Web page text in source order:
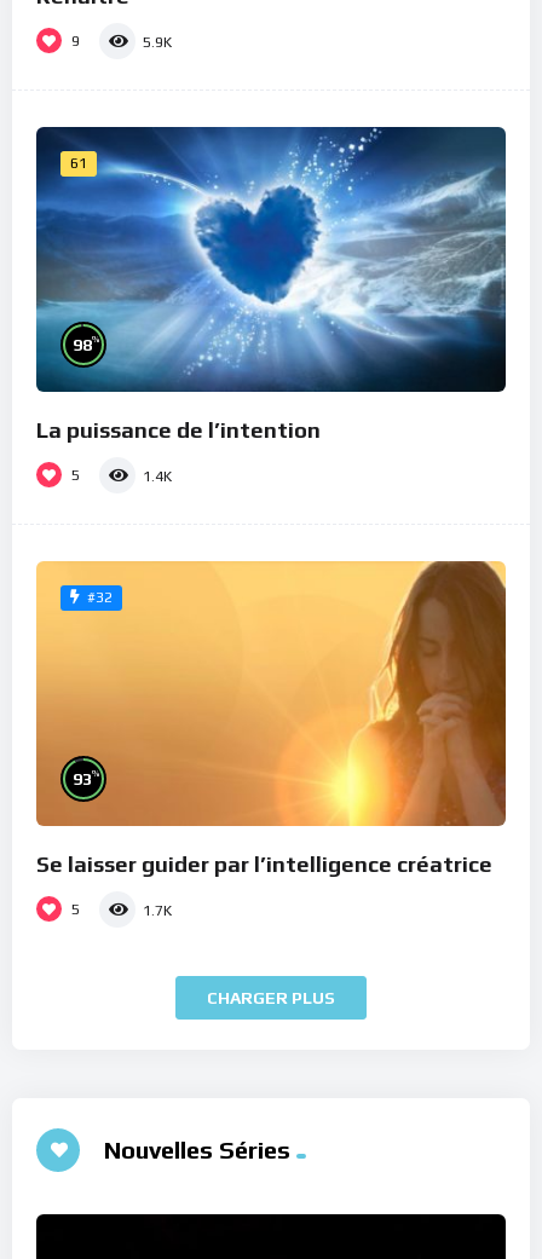
9 5.9K
61
98%
La puissance de l’intention
5 1.4K
#32
93%
Se laisser guider par l’intelligence créatrice
5 1.7K
CHARGER PLUS
Nouvelles Séries